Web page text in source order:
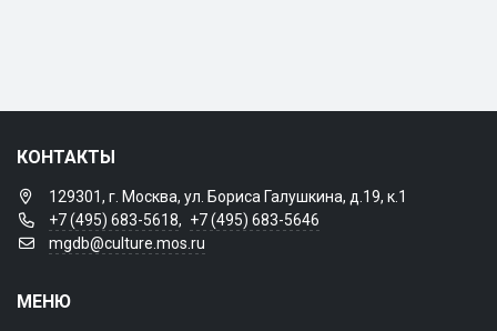
КОНТАКТЫ
129301, г. Москва, ул. Бориса Галушкина, д.19, к.1
+7 (495) 683-5618, +7 (495) 683-5646
mgdb@culture.mos.ru
МЕНЮ